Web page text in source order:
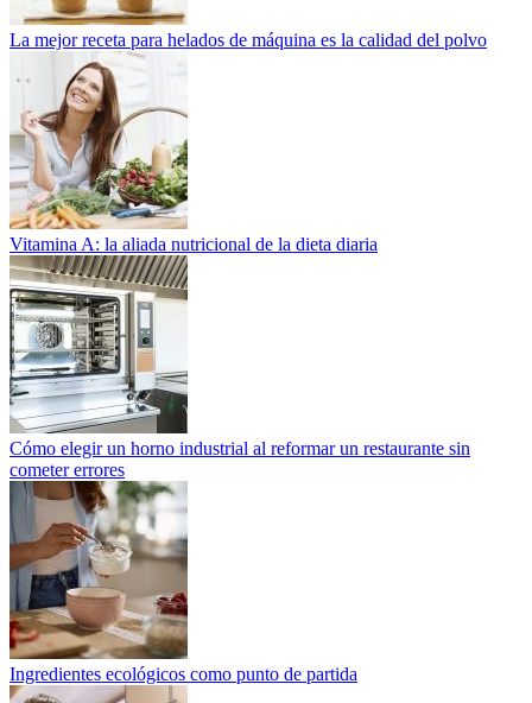
La mejor receta para helados de máquina es la calidad del polvo
Vitamina A: la aliada nutricional de la dieta diaria
Cómo elegir un horno industrial al reformar un restaurante sin
cometer errores
Ingredientes ecológicos como punto de partida